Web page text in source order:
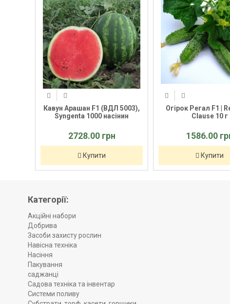
Кавун Арашан F1 (ВДЛ 5003),
Syngenta 1000 насінин
2728.00 грн
Купити
Огірок Регал F1 |
Clause 10 г
1586.00 грн
Купити
Категорії:
Акційні набори
Добрива
Засоби захисту рослин
Навісна техніка
Насіння
Пакування
саджанці
Садова техніка та інвентар
Системи поливу